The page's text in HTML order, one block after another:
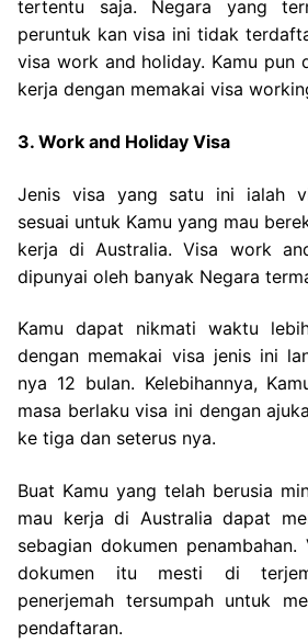
tertentu saja. Negara yang
peruntuk kan visa ini tidak
visa work and holiday. Kamu pun
kerja dengan memakai visa
3. Work and Holiday Visa
Jenis visa yang satu ini ialah
sesuai untuk Kamu yang mau
kerja di Australia. Visa work
dipunyai oleh banyak Negara
Kamu dapat nikmati waktu
dengan memakai visa jenis ini
nya 12 bulan. Kelebihannya,
masa berlaku visa ini dengan
ke tiga dan seterus nya.
Buat Kamu yang telah berusia
mau kerja di Australia dapat
sebagian dokumen
dokumen itu mesti di
penerjemah tersumpah untuk
pendaftaran.